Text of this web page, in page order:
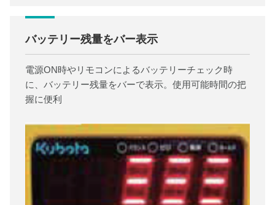
バッテリー残量をバー表示
電源ON時やリモコンによるバッテリーチェック時
に、バッテリー残量をバーで表示。使用可能時間の把
握に便利